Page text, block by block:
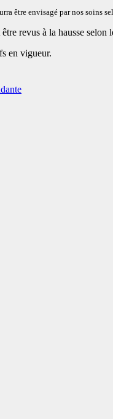
être envisagé par nos
revus à la hausse selon
en vigueur.